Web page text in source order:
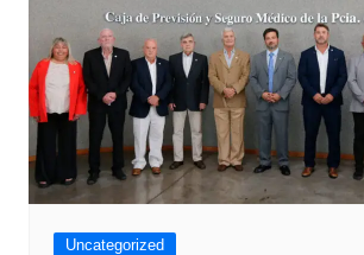
Uncategorized